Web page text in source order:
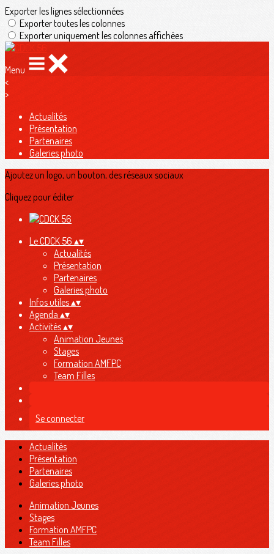
Exporter les lignes sélectionnées
Exporter toutes les colonnes
Exporter uniquement les colonnes affichées
Menu
<
>
Actualités
Présentation
Partenaires
Galeries photo
Ajoutez un logo, un bouton, des réseaux sociaux
Cliquez pour éditer
Le CDCK 56 ▴▾
Actualités
Présentation
Partenaires
Galeries photo
Infos utiles▴▾
Agenda ▴▾
Activités▴▾
Animation Jeunes
Stages
Formation AMFPC
Team Filles
Se connecter
Actualités
Présentation
Partenaires
Galeries photo
Animation Jeunes
Stages
Formation AMFPC
Team Filles